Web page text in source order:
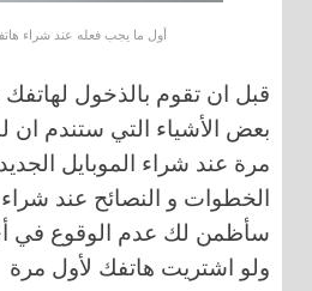
أول ما يجب فعله عند شراء
قبل ان تقوم بالذخول
بعض الأشياء التي ستندم ان
مرة عند شراء الموبايل
الخطوات و النصائح عند
سأظمن لك عدم الوقوع في
ولو اشتريت هاتفك لأول مرة